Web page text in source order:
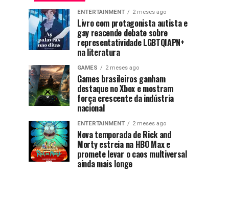
ENTERTAINMENT 2 meses ago
Livro com protagonista autista e
gay reacende debate sobre
representatividade LGBTQIAPN+
na literatura
GAMES 2 meses ago
Games brasileiros ganham
destaque no Xbox e mostram
força crescente da indústria
nacional
ENTERTAINMENT 2 meses ago
Nova temporada de Rick and
Morty estreia na HBO Max e
promete levar o caos multiversal
ainda mais longe